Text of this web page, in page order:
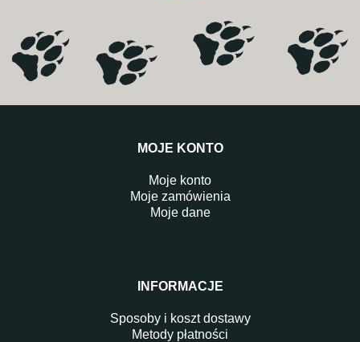
MOJE KONTO
Moje konto
Moje zamówienia
Moje dane
INFORMACJE
Sposoby i koszt dostawy
Metody płatności